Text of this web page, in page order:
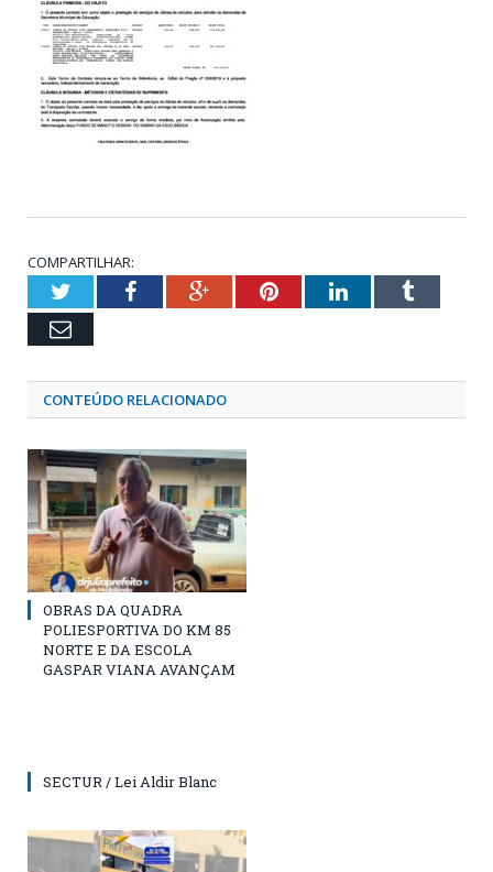
COMPARTILHAR:
TwitterFacebookGoogle+PinterestLinkedInTumblr
Email
CONTEÚDO RELACIONADO
OBRAS DA QUADRA
POLIESPORTIVA DO KM 85
NORTE E DA ESCOLA
GASPAR VIANA AVANÇAM
SECTUR / Lei Aldir Blanc